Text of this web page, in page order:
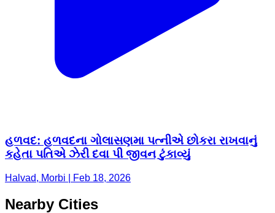
હળવદ: હળવદના ગોલાસણમા પત્નીએ છોકરા રાખવાનું
કહેતા પતિએ ઝેરી દવા પી જીવન ટુંકાવ્યું
Halvad, Morbi | Feb 18, 2026
Nearby Cities